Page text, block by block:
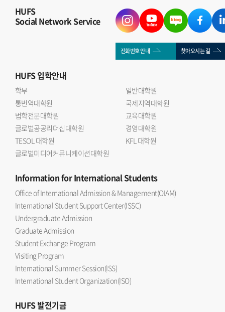
HUFS
Social Network Service
전화번호 안내 찾아오시는 길
HUFS입학안내
학부
일반대학원
통번역대학원
국제지역대학원
법학전문대학원
교육대학원
글로벌공공리더십대학원
경영대학원
TESOL 대학원
KFL 대학원
글로벌미디어커뮤니케이션대학원
Informationfor International Students
Office of International Admission & Management(OIAM)
International Student Support Center(ISSC)
Undergraduate Admission
Graduate Admission
Student Exchange Program
Visiting Program
International Summer Session(ISS)
International Student Organization(ISO)
HUFS발전기금